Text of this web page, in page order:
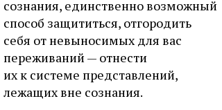
сознания, единственно возможный
способ защититься, отгородить
себя от невыносимых для вас
переживаний — отнести
их к системе представлений,
лежащих вне сознания.